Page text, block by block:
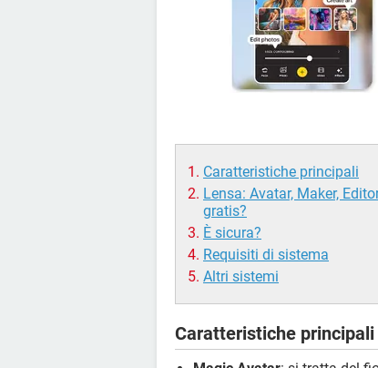
Caratteristiche principali
Lensa: Avatar, Maker,
gratis?
È sicura?
Requisiti di sistema
Altri sistemi
Caratteristiche principali